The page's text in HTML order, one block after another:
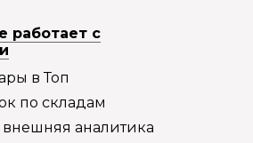
работает с
в Топ
по складам
аналитика